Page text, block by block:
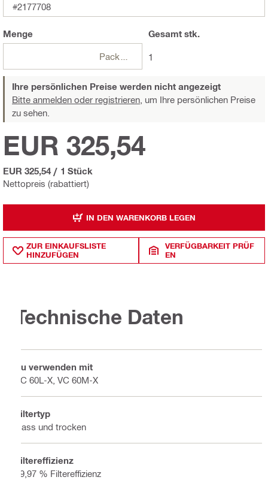
#2177708
Menge
Packungen
Gesamtstk.
1
Ihre persönlichen Preise werden nicht angezeigt
Bitte anmelden oder registrieren, um Ihre persönlichen Preise
zu sehen.
Nettopreis (rabattiert)
EUR 325,54
EUR 325,54 / 1 Stück
IN DEN WARENKORB LEGEN
ZUR EINKAUFSLISTE
HINZUFÜGEN
VERFÜGBARKEIT PRÜF
EN
Technische Daten
Zu verwenden mit
VC 60L-X, VC 60M-X
Filtertyp
Nass und trocken
Filtereffizienz
99,97 % Filtereffizienz